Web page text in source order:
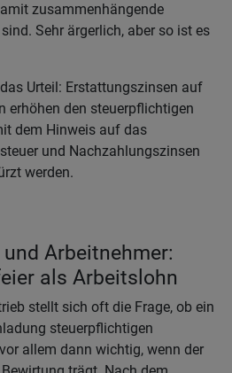
zusammenhängende
Sehr ärgerlich, aber so ist es
Urteil: Erstattungszinsen auf
erhöhen den steuerpflichtigen
dem Hinweis auf das
und Nachzahlungszinsen
werden.
Arbeitnehmer:
als Arbeitslohn
stellt sich oft die Frage, ob ein
steuerpflichtigen
allem dann wichtig, wenn der